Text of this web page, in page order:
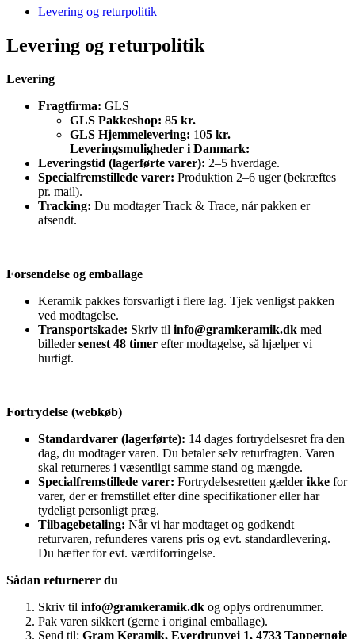
Levering og returpolitik
Levering og returpolitik
Levering
Fragtfirma: GLS
GLS Pakkeshop: 85 kr.
GLS Hjemmelevering: 105 kr.
Leveringsmuligheder i Danmark:
Leveringstid (lagerførte varer): 2–5 hverdage.
Specialfremstillede varer: Produktion 2–6 uger (bekræftes
pr. mail).
Tracking: Du modtager Track & Trace, når pakken er
afsendt.
Forsendelse og emballage
Keramik pakkes forsvarligt i flere lag. Tjek venligst pakken
ved modtagelse.
Transportskade: Skriv til info@gramkeramik.dk med
billedersenest 48 timer efter modtagelse, så hjælper vi
hurtigt.
Fortrydelse (webkøb)
Standardvarer (lagerførte): 14 dages fortrydelsesret fra den
dag, du modtager varen. Du betaler selv returfragten. Varen
skal returneres i væsentligt samme stand og mængde.
Specialfremstillede varer: Fortrydelsesretten gælderikke for
varer, der er fremstillet efter dine specifikationer eller har
tydeligt personligt præg.
Tilbagebetaling: Når vi har modtaget og godkendt
returvaren, refunderes varens pris og evt. standardlevering.
Du hæfter for evt. værdiforringelse.
Sådan returnerer du
Skriv til info@gramkeramik.dk og oplys ordrenummer.
Pak varen sikkert (gerne i original emballage).
Send til: Gram Keramik, Everdrupvej 1, 4733 Tappernøje